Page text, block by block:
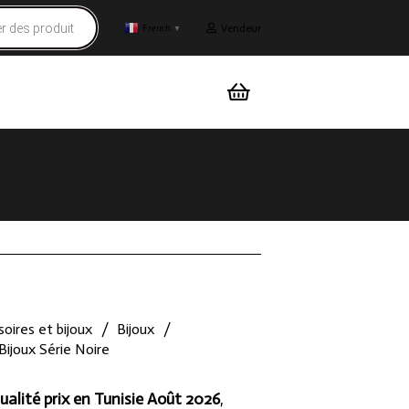
French ▼ Vendeur
et bijoux / Bijoux /
Série Noire
prix en Tunisie Août 2026,